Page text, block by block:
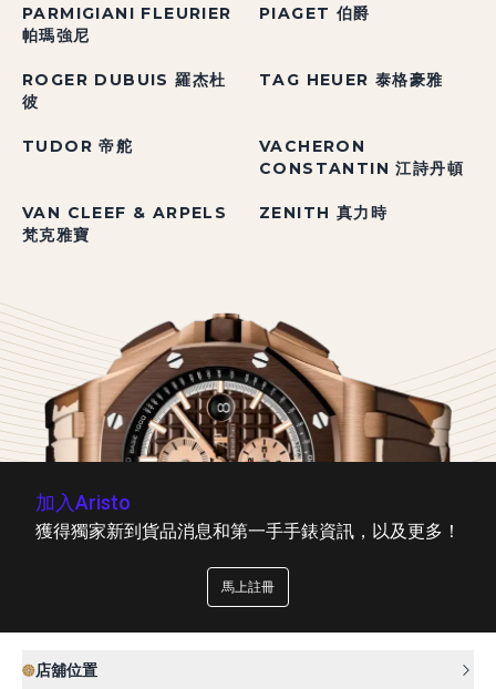
PARMIGIANI FLEURIER
帕瑪強尼
PIAGET 伯爵
ROGER DUBUIS 羅杰杜
彼
TAG HEUER 泰格豪雅
TUDOR 帝舵
VACHERON
CONSTANTIN 江詩丹頓
VAN CLEEF & ARPELS
梵克雅寶
ZENITH 真力時
加入Aristo
獲得獨家新到貨品消息和第一手手錶資訊，以及更多！
馬上註冊
店舖位置